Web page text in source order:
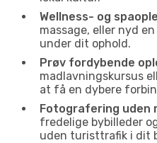
Wellness- og
massage, eller nyd
under dit ophold.
Prøv fordybende
madlavningskursus
at få en dybere
Fotografering uden
fredelige bybilleder
uden turisttrafik i dit